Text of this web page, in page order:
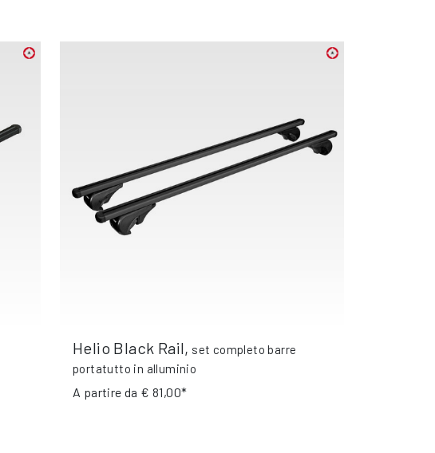
Helio Black Rail, set completo barre
portatutto in alluminio
A partire da € 81,00*